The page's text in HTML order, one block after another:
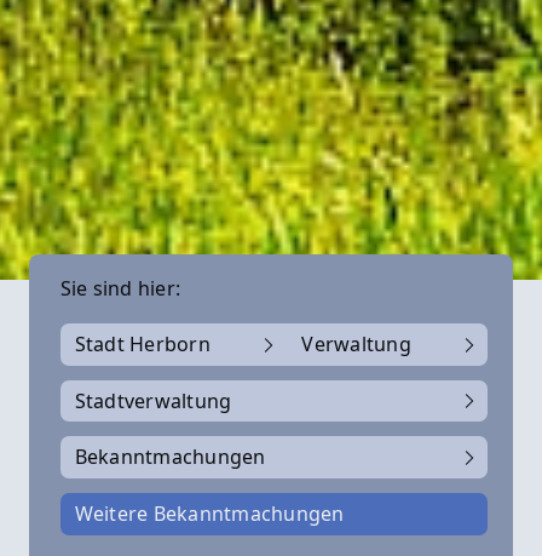
Sie sind hier:
Stadt Herborn Verwaltung
Stadtverwaltung
Bekanntmachungen
Weitere Bekanntmachungen